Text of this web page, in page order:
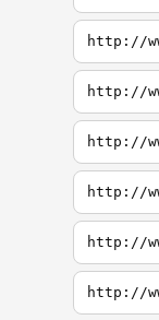
http://
http://
http://
http://
http://
http://